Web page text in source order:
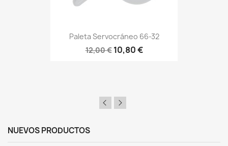
Paleta Servocráneo 66-32
12,00 € 10,80 €
NUEVOS PRODUCTOS